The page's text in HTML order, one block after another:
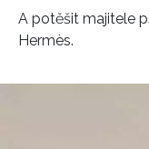
A potěšit majitele
Hermès.